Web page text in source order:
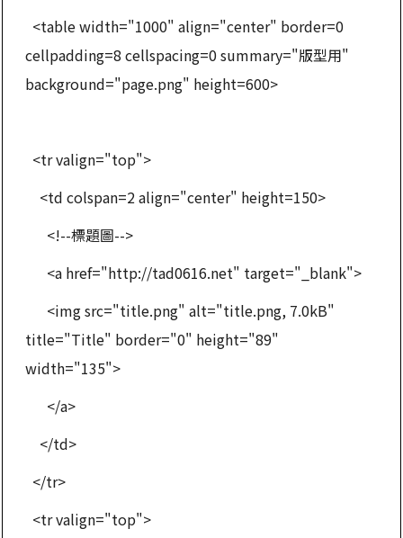
<table width="1000" align="center" border=0
cellpadding=8 cellspacing=0 summary="版型用"
background="page.png" height=600>
<tr valign="top">
<td colspan=2 align="center" height=150>
<!--標題圖-->
<a href="http://tad0616.net" target="_blank">
<img src="title.png" alt="title.png, 7.0kB"
title="Title" border="0" height="89"
width="135">
</a>
</td>
</tr>
<tr valign="top">